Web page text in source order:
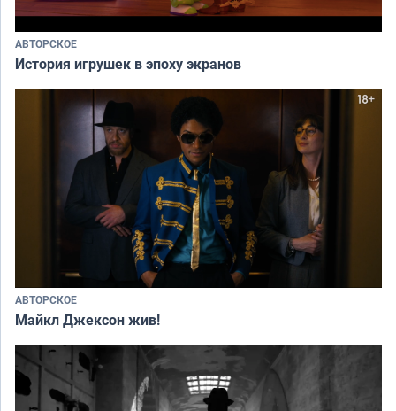
АВТОРСКОЕ
История игрушек в эпоху экранов
АВТОРСКОЕ
Майкл Джексон жив!